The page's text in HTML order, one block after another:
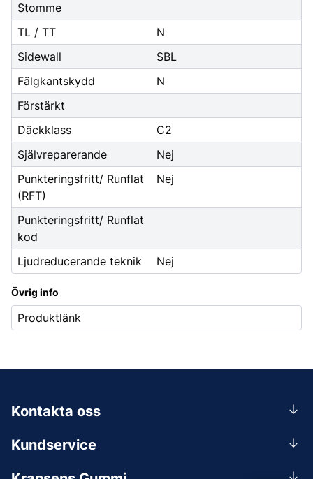
Stomme
TL / TT
N
Sidewall
SBL
Fälgkantskydd
N
Förstärkt
Däckklass
C2
Självreparerande
Nej
Punkteringsfritt/ Runflat
(RFT)
Nej
Punkteringsfritt/ Runflat
kod
Ljudreducerande teknik
Nej
Övrig info
Produktlänk
Kundservice
Kontakta oss
0156-409 00
Mån-Tors 07.30-16:30, Fre 07.30-15.00.
Lunchstängt 12:00-12:30